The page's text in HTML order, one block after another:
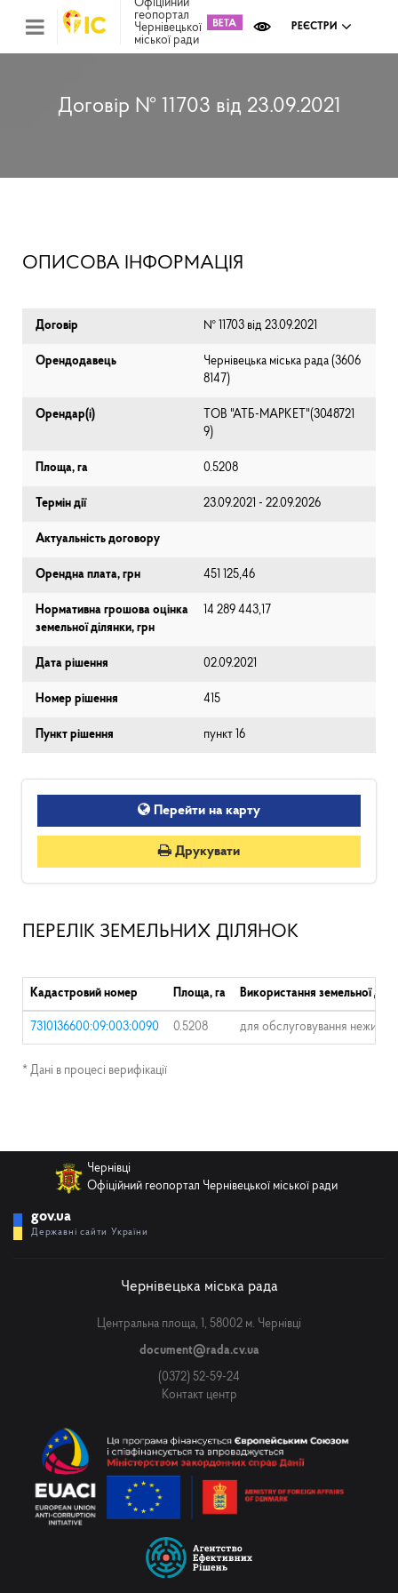
Офіційний
геопортал
Чернівецької
міської ради
РЕЄСТРИ
Договір № 11703 від 23.09.2021
ОПИСОВА ІНФОРМАЦІЯ
Договір № 11703 від 23.09.2021
Орендодавець
Чернівецька міська рада (⁨3606
8147⁩)
Орендар(і)
ТОВ "АТБ-МАРКЕТ"(3048721
9)
Площа, га 0.5208
Термін дії 23.09.2021 - 22.09.2026
Актуальність договору
Орендна плата, грн 451 125,46
Нормативна грошова оцінка
земельної ділянки, грн
14 289 443,17
Дата рішення 02.09.2021
Номер рішення 415
Пункт рішення пункт 16
Перейти на карту
Друкувати
ПЕРЕЛІК ЗЕМЕЛЬНИХ ДІЛЯНОК
Кадастровий номер Площа, га Використання земельної
7310136600:09:003:0090 0.5208 для обслуговування нежилих
* Дані в процесі верифікації
Чернівці
Офіційний геопортал Чернівецької міської ради
gov.ua
Державні сайти України
Чернівецька міська рада
Центральна площа, 1, 58002 м. Чернівці
document@rada.cv.ua
(0372) 52-59-24
Контакт центр